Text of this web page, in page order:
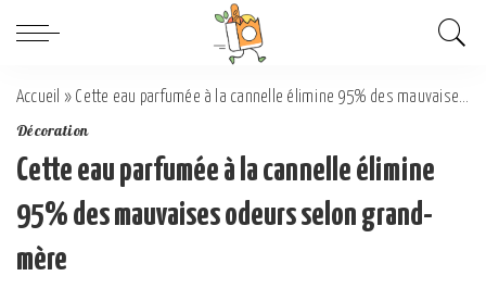
Accueil » Cette eau parfumée à la cannelle élimine 95% des mauvaises odeurs selon grand-mère
Décoration
Cette eau parfumée à la cannelle élimine
95% des mauvaises odeurs selon grand-
mère